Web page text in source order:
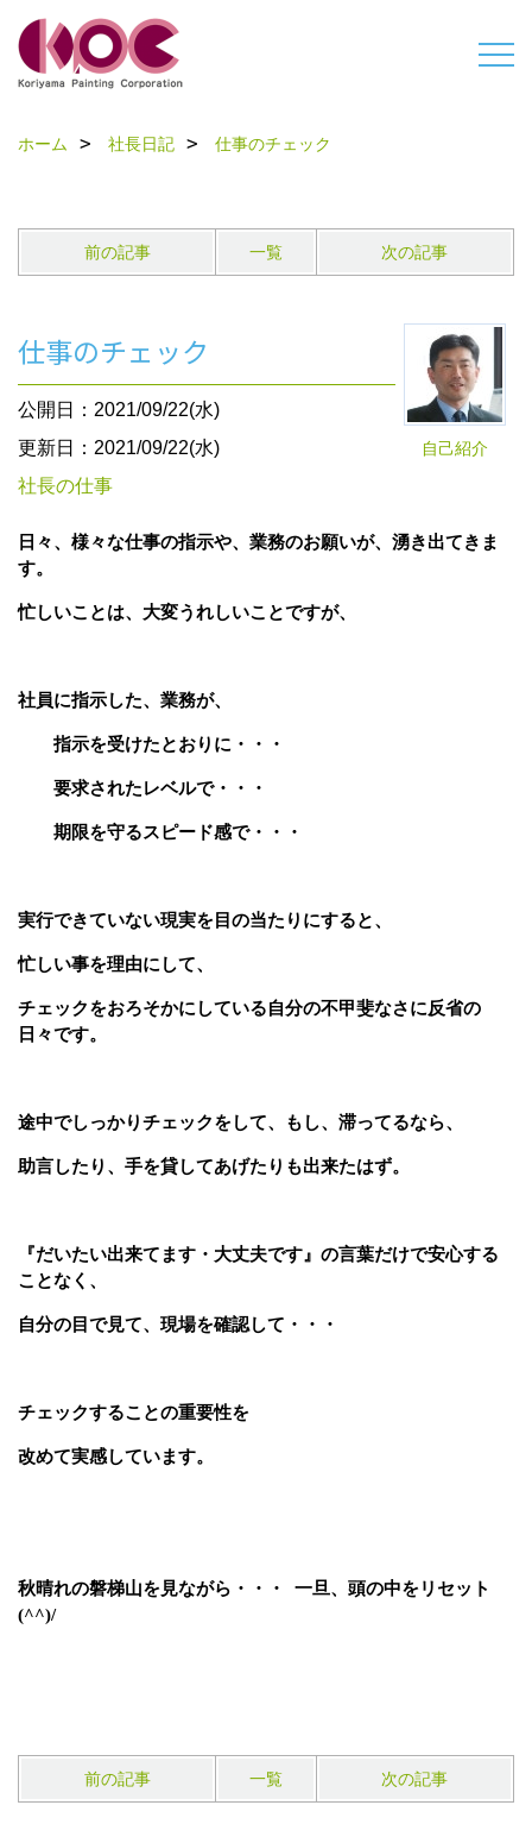
ホーム 社長日記 仕事のチェック
前の記事 一覧 次の記事
自己紹介
仕事のチェック
公開日：2021/09/22(水)
更新日：2021/09/22(水)
社長の仕事
日々、 様々な仕事の指示や、業務のお願いが、湧き出てきま
す。
忙しいことは、大変うれしいことですが、
社員に指示した、業務が、
指示を受けたとおりに・・・
要求されたレベルで・・・
期限を守るスピード感で・・・
実行できていない現実を目の当たりにすると、
忙しい事を理由にして、
チェックをおろそかにしている自分の不甲斐なさに反省の
日々です。
途中でしっかりチェックをして、もし、 滞ってるなら、
助言したり、手を貸してあげたりも出来たはず。
『だいたい出来てます・大丈夫です』の言葉だけで安心する
ことなく、
自分の目で見て、現場を確認して・・・
チェックすることの重要性を
改めて実感しています。
秋晴れの磐梯山を見ながら・・・ 一旦、頭の中をリセット
(^^)/
前の記事 一覧 次の記事